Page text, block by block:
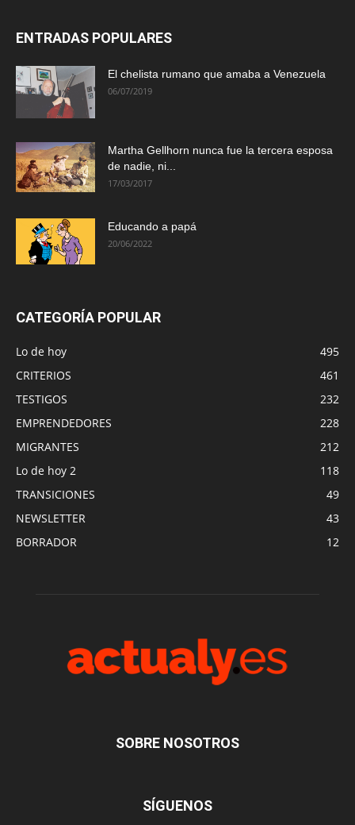
ENTRADAS POPULARES
El chelista rumano que amaba a Venezuela
06/07/2019
Martha Gellhorn nunca fue la tercera esposa
de nadie, ni...
17/03/2017
Educando a papá
20/06/2022
CATEGORÍA POPULAR
Lo de hoy
495
CRITERIOS
461
TESTIGOS
232
EMPRENDEDORES
228
MIGRANTES
212
Lo de hoy 2
118
TRANSICIONES
49
NEWSLETTER
43
BORRADOR
12
SOBRE NOSOTROS
SÍGUENOS